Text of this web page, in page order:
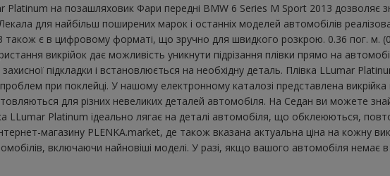
Platinum на позашляховик Фари передні BMW 6 Series M Sport 2013 дозволяє
для найбільш поширених марок і останніх моделей автомобілів
також є в цифровому форматі, що зручно для швидкого розкрою. 0.36 пог. м.
викрійок дає можливість уникнути підрізання плівки прямо на
підкладки і встановлюється на необхідну деталь. Плівка LLumar
при поклейці. У нашому електронному каталозі представлена ​​викрійка
для різних невеликих деталей автомобіля. На Седан ви можете
LLumar Platinum ідеально лягає на деталі автомобіля, що обклеюються,
магазину PLENKA.market, де також вказана актуальна ціна на кожну
включаючи найновіші моделі. У разі, якщо вашого автомобіля немає